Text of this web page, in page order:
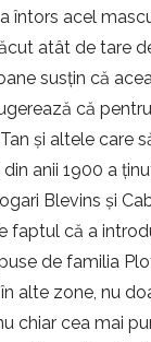
întors acel
atât de tare
susțin că
că
și altele care
anii 1900 a
Blevins și
faptul că a
de familia
alte zone, nu
chiar cea mai